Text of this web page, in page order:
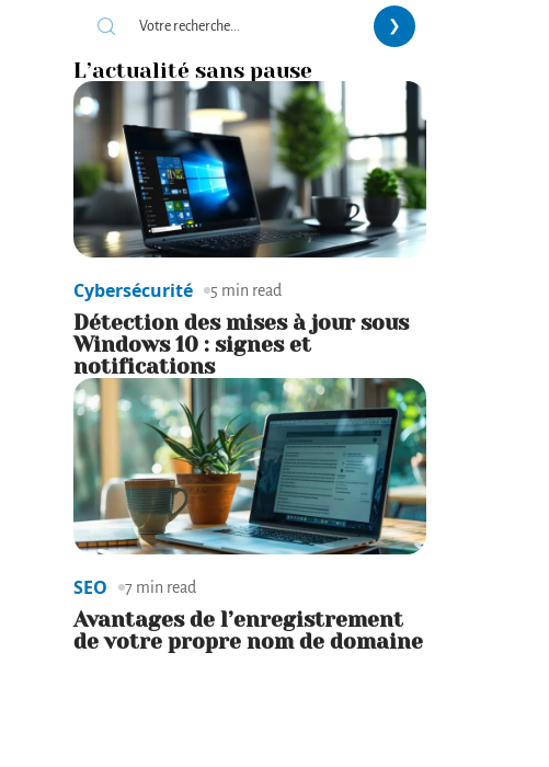
L’actualité sans pause
Cybersécurité 5 min read
Détection des mises à jour sous
Windows 10 : signes et
notifications
SEO 7 min read
Avantages de l’enregistrement
de votre propre nom de domaine